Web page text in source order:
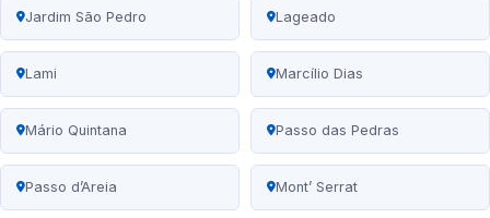
Jardim São Pedro Lageado
Lami Marcílio Dias
Mário Quintana Passo das Pedras
Passo d’Areia Mont’ Serrat